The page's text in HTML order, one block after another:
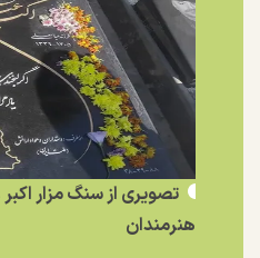
تصویری از سنگ مزار
هنرمندان